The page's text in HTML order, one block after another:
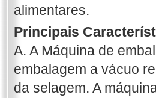
alimentares.
Principais
A. A Máquina de
embalagem a vácuo
da selagem. A